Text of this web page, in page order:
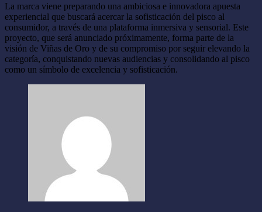
La marca viene preparando una ambiciosa e innovadora apuesta
experiencial que buscará acercar la sofisticación del pisco al
consumidor, a través de una plataforma inmersiva y sensorial. Este
proyecto, que será anunciado próximamente, forma parte de la
visión de Viñas de Oro y de su compromiso por seguir elevando la
categoría, conquistando nuevas audiencias y consolidando al pisco
como un símbolo de excelencia y sofisticación.